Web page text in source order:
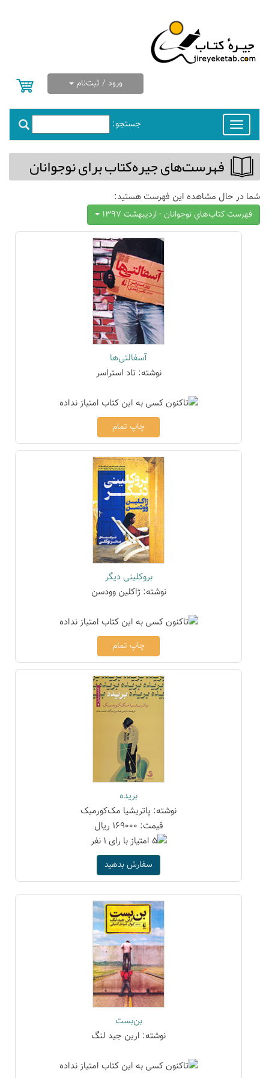
ورود / ثبت‌نام
جستجو:
Toggle
navigation
فهرست‌های جیره‌كتاب برای نوجوانان
شما در حال مشاهده این فهرست هستید:
فهرست كتاب‌هاي نوجوانان - ارديبهشت 1397
آسفالتی‌ها
نوشته: تاد استراسر
چاپ تمام
بروکلینی دیگر
نوشته: ژاکلین وودسن
چاپ تمام
بریده
نوشته: پاتریشیا مک‌کورمیک
قیمت: 169000 ریال
سفارش بدهید
بن‌بست
نوشته: ارین جید لنگ